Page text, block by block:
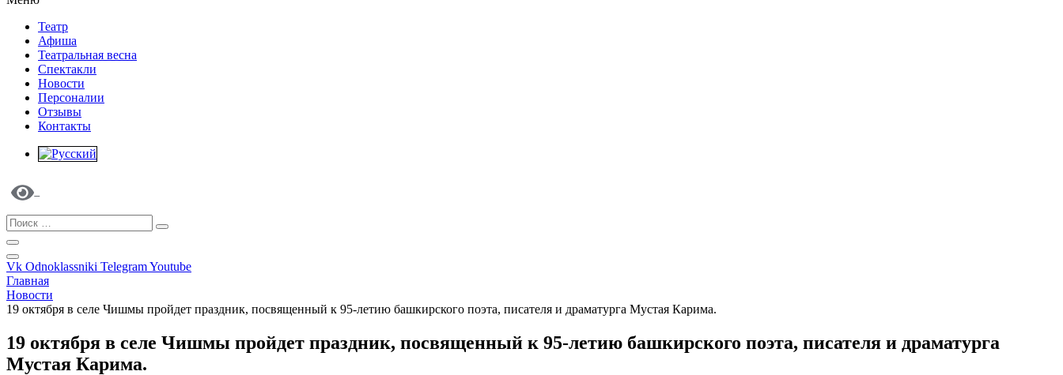
Театр
Афиша
Театральная весна
Спектакли
Новости
Персоналии
Отзывы
Контакты
Vk Odnoklassniki TelegramYoutube
Главная
Новости
19 октября в селе Чишмы пройдет праздник, посвященный к 95-летию башкирского поэта, писателя и драматурга Мустая Карима.
19 октября в селе Чишмы пройдет праздник, посвященный к 95-летию башкирского поэта, писателя и драматурга
Мустая Карима.